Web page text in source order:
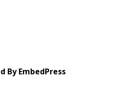
By EmbedPress